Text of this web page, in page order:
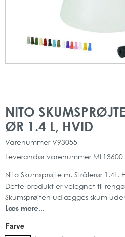
NITO
ØR 1.4 L, HVID
Varenummer V93055
Leverandør varenummer ML13600
Nito Skumsprøjte m. Strålerør 1.4L,
Dette produkt er velegnet til
Skumsprøjten udlægges skum
vandtryk, samt sikrer det
Altid korrekt dosering i forhold
Læs mere...
Farve
slutningen
af
billedgalleriet
starten
af
billedgalleriet